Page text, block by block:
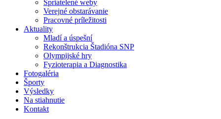
Spriatelené weby
Verejné obstarávanie
Pracovné príležitosti
Aktuality
Mladí a úspešní
Rekonštrukcia Štadióna SNP
Olympijské hry
Fyzioterapia a Diagnostika
Fotogaléria
Športy
Výsledky
Na stiahnutie
Kontakt